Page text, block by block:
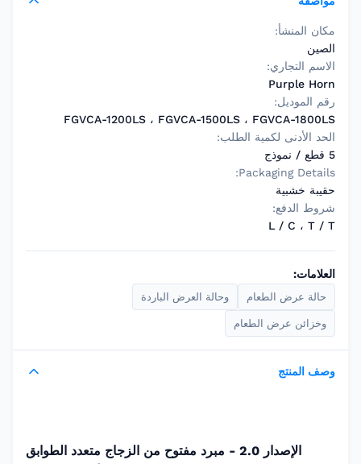
مكان المنشأ:
الصين
الاسم التجاري:
Purple Horn
رقم الموديل:
FGVCA-1200LS ، FGVCA-1500LS ، FGVCA-1800LS
الحد الأدنى لكمية الطلب:
5 قطع / نموذج
Packaging Details:
حقيبة خشبية
شروط الدفع:
L / C ، T / T
العلامات:
حالة عرض الطعام وحالة العرض الباردة
وخزائن عرض الطعام
وصف المنتج
الإصدار 2.0 - مبرد مفتوح من الزجاج متعدد الطوابق